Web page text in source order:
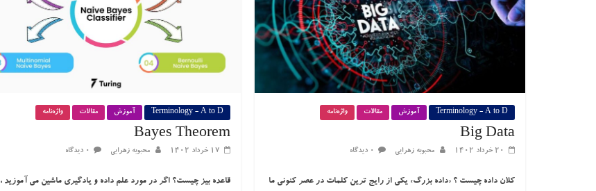
Terminology - A to D آموزش مقالات واژه‌نامه
Big Data
۲۰ خرداد ۱۴۰۲ محبوبه زهرایی ۰ دیدگاه
کلان داده چیست ؟ «داده بزرگ» یکی از رایج ترین کلمات در عصر کنونی ما
Terminology - A to D آموزش مقالات واژه‌نامه
Bayes Theorem
۱۷ خرداد ۱۴۰۲ محبوبه زهرایی ۰ دیدگاه
قاعده بیز چیست؟ اگر در مورد علم داده و یادگیری ماشین می آموزید ،